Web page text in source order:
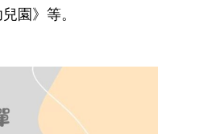
園》等。